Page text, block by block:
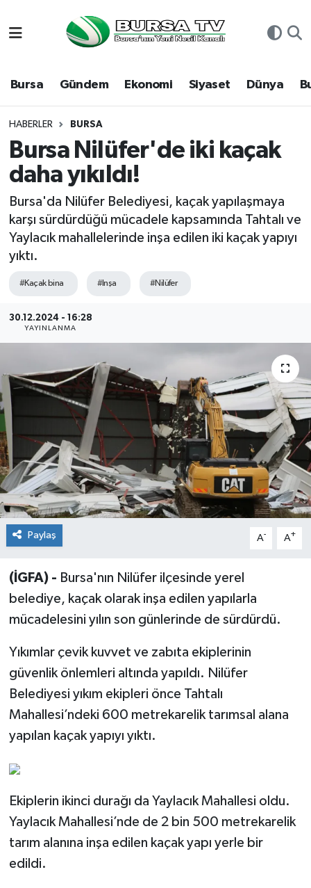
Bursa Gündem Ekonomi Siyaset Dünya
HABERLER BURSA
Bursa Nilüfer'de iki kaçak
daha yıkıldı!
Bursa'da Nilüfer Belediyesi, kaçak yapılaşmaya
karşı sürdürdüğü mücadele kapsamında Tahtalı ve
Yaylacık mahallelerinde inşa edilen iki kaçak yapıyı
yıktı.
#Kaçak bina #Inşa #Nilüfer
30.12.2024 - 16:28
YAYINLANMA
Paylaş A- A+
(İGFA) - Bursa'nın Nilüfer ilçesinde yerel
belediye, kaçak olarak inşa edilen yapılarla
mücadelesini yılın son günlerinde de sürdürdü.
Yıkımlar çevik kuvvet ve zabıta ekiplerinin
güvenlik önlemleri altında yapıldı. Nilüfer
Belediyesi yıkım ekipleri önce Tahtalı
Mahallesi’ndeki 600 metrekarelik tarımsal alana
yapılan kaçak yapıyı yıktı.
Ekiplerin ikinci durağı da Yaylacık Mahallesi oldu.
Yaylacık Mahallesi’nde de 2 bin 500 metrekarelik
tarım alanına inşa edilen kaçak yapı yerle bir
edildi.
Bursa
Dünya
Eğitim
Ekonomi
Genel
Siyaset
Spor
Teknoloji
Türkiye
Hava Durumu
Namaz Vakitleri
Trafik Durumu
Süper Lig Puan Durumu ve Fikstür
Tüm Manşetler